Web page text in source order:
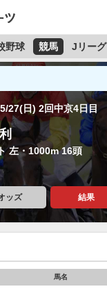
野球 競馬 Jリーグ
5/27(日) 2回中京4日目
左・1000m 16頭
ッズ 結果
馬名